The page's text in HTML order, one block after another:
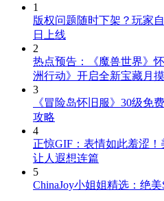
1
版权问题随时下架？玩家
日上线
2
热点预告：《魔兽世界》
洲行动》开启全新宝藏月摸
3
《冒险岛怀旧服》30级免
攻略
4
正惊GIF：表情如此羞涩
让人遐想连篇
5
ChinaJoy小姐姐精选：绝美